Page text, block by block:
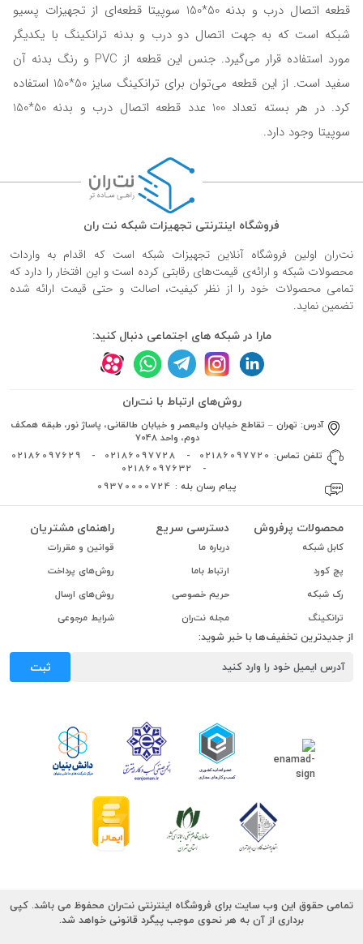
قطعه اتصال درب و بدنه 50*150 سوپیتا قطعه‌ای از تجهیزات پسیو
شبکه است که به جهت اتصال دو درب و بدنه ترانکینگ با یکدیگر
مورد استفاده قرار می‌گیرد. جنس این قطعه از PVC و رنگ بدنه آن
سفید است. از این قطعه می‌توان برای ترانکینگ سایز 50*150 استفاده
کرد. در هر بسته تعداد 100 عدد قطعه اتصال درب و بدنه 50*150
سوپیتا وجود دارد.
فروشگاه اینترنتی تجهیزات شبکه نت ران
نت‌ران اولین فروشگاه آنلاین تجهیزات شبکه است که اقدام به واردات
محصولات شبکه و ارائه‌ی قیمت‌های رقابتی کرده است و این افتخار را دارد که
تمامی محصولات خود را از نظر کیفیت، اصالت و حتی قیمت ارائه شده
تضمین نماید.
مارا در شبکه های اجتماعی دنبال کنید:
روش‌های ارتباط با نت‌ران
آدرس:تهران – تقاطع خیابان ولیعصر و خیابان طالقانی، پاساژ نور، طبقه همکف
دوم، واحد 7048
تلفن تماس:02186097720
02186097728
02186097629
02186097632
پیام رسان بله : 09370000724
محصولات پرفروش
کابل شبکه
پچ کورد
رک شبکه
ترانکینگ
دسترسی سریع
درباره ما
ارتباط باما
حریم خصوصی
مجله نت‌ران
راهنمای مشتریان
قوانین و مقررات
روش‌های پرداخت
روش‌های ارسال
شرایط مرجوعی
از جدیدترین تخفیف‌ها با خبر شوید:
ثبت
تمامی حقوق این وب سایت برای فروشگاه اینترنتی نت‌ران محفوظ می باشد. کپی
برداری از آن به هر نحوی موجب پیگرد قانونی خواهد شد.